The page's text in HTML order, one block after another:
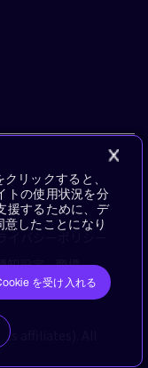
イバシーポリシー
知設定 商標
集
affiliates). All
リックすると、
トの使用状況を分
援するために、デ
したことになり
を受け入れる